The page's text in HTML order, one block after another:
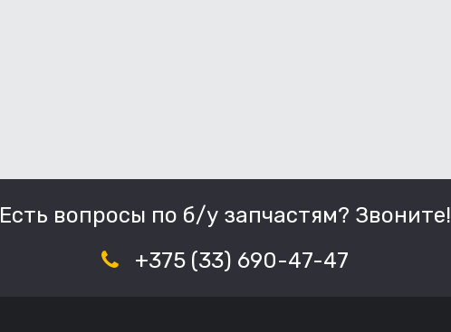
Есть вопросы по б/у запчастям? Звоните!
+375 (33) 690-47-47